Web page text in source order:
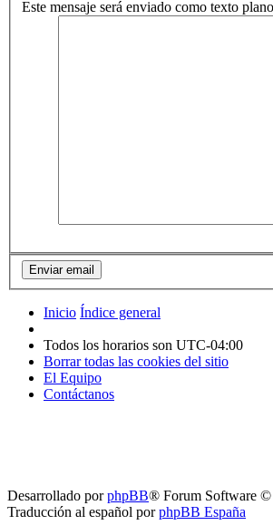
Este mensaje será enviado como texto
Inicio Índice general
Todos los horarios son UTC-04:00
Borrar todas las cookies del sitio
El Equipo
Contáctanos
Desarrollado porphpBB® Forum Software
Traducción al español porphpBB España